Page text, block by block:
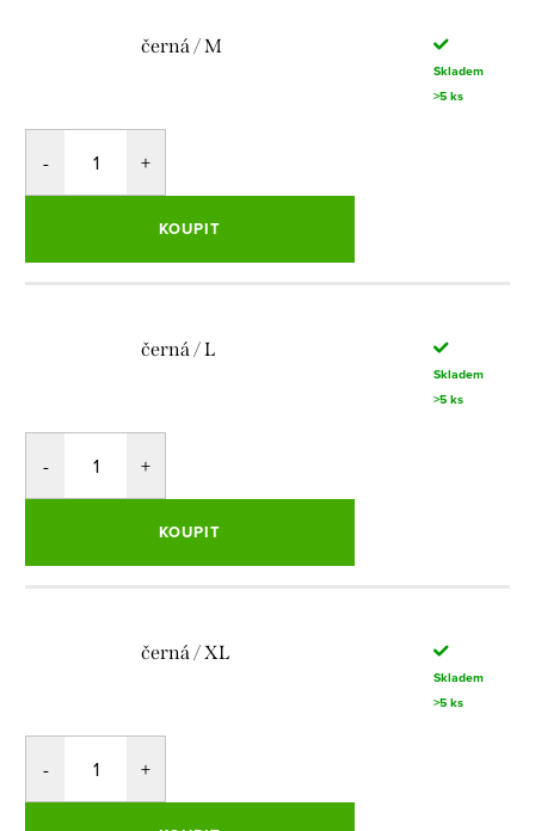
černá / M
Skladem
>5 ks
KOUPIT
černá / L
Skladem
>5 ks
KOUPIT
černá / XL
Skladem
>5 ks